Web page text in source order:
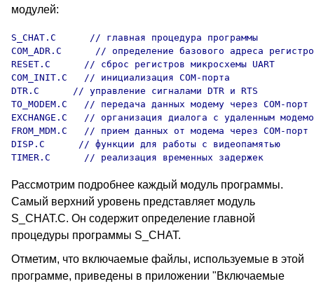
модулей:
S_CHAT.C      // главная процедура программы
COM_ADR.C      // определение базового адреса
RESET.C      // сброс регистров микросхемы UART
COM_INIT.C   // инициализация COM-порта
DTR.C      // управление сигналами DTR и RTS
TO_MODEM.C   // передача данных модему через COM-порт
EXCHANGE.C   // организация диалога с удаленным
FROM_MDM.C   // прием данных от модема через COM-порт
DISP.C      // функции для работы с видеопамятью
TIMER.C      // реализация временных задержек
Рассмотрим подробнее каждый модуль программы.
Самый верхний уровень представляет модуль
S_CHAT.C. Он содержит определение главной
процедуры программы S_CHAT.
Отметим, что включаемые файлы, используемые в этой
программе, приведены в приложении "Включаемые